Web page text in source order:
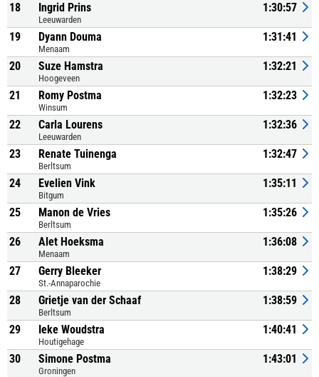
18 Ingrid Prins
Leeuwarden
1:30:57
19 Dyann Douma
Menaam
1:31:41
20 Suze Hamstra
Hoogeveen
1:32:21
21 Romy Postma
Winsum
1:32:23
22 Carla Lourens
Leeuwarden
1:32:36
23 Renate Tuinenga
Berltsum
1:32:47
24 Evelien Vink
Bitgum
1:35:11
25 Manon de Vries
Berltsum
1:35:26
26 Alet Hoeksma
Menaam
1:36:08
27 Gerry Bleeker
St.-Annaparochie
1:38:29
28 Grietje van der Schaaf
Berltsum
1:38:59
29 Ieke Woudstra
Houtigehage
1:40:41
30 Simone Postma
Groningen
1:43:01